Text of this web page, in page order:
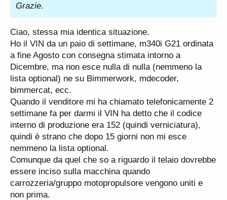
Grazie.
Ciao, stessa mia identica situazione.
Ho il VIN da un paio di settimane, m340i G21 ordinata
a fine Agosto con consegna stimata intorno a
Dicembre, ma non esce nulla di nulla (nemmeno la
lista optional) ne su Bimmerwork, mdecoder,
bimmercat, ecc.
Quando il venditore mi ha chiamato telefonicamente 2
settimane fa per darmi il VIN ha detto che il codice
interno di produzione era 152 (quindi verniciatura),
quindi è strano che dopo 15 giorni non mi esce
nemmeno la lista optional.
Comunque da quel che so a riguardo il telaio dovrebbe
essere inciso sulla macchina quando
carrozzeria/gruppo motopropulsore vengono uniti e
non prima.